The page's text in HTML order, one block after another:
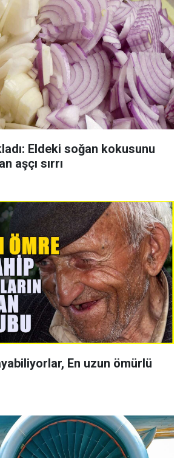
Eldeki soğan kokusunu
aşçı sırrı
En uzun ömürlü